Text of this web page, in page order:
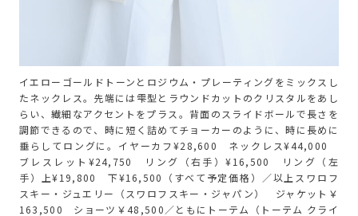
イエローゴールドトーンとロジウム・プレーティングをミックスし
たネックレス。先端には雫型とラウンドカットのクリスタルをあし
らい、繊細なアクセントをプラス。背面のスライドボールで長さを
調節できるので、時に短く詰めてチョーカーのように、時に長めに
垂らしてロングに。イヤーカフ¥28,600 ネックレス¥44,000
ブレスレット¥24,750 リング（右手）¥16,500 リング（左
手）上¥19,800 下¥16,500（すべて予定価格）／以上スワロフ
スキー・ジュエリー（スワロフスキー・ジャパン） ジャケット￥
163,500 ショーツ￥48,500／ともにトーテム（トーテム クライ